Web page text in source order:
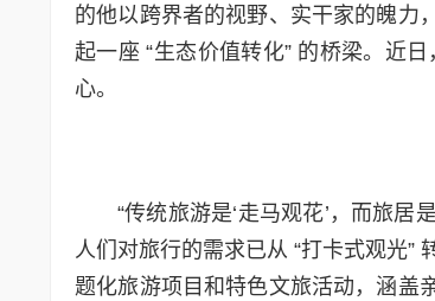
的他以跨界者的视野、实干家的魄力
起一座 “生态价值转化” 的桥梁。近
心。
“传统旅游是‘走马观花’，而旅居
人们对旅行的需求已从 “打卡式观光”
题化旅游项目和特色文旅活动，涵盖